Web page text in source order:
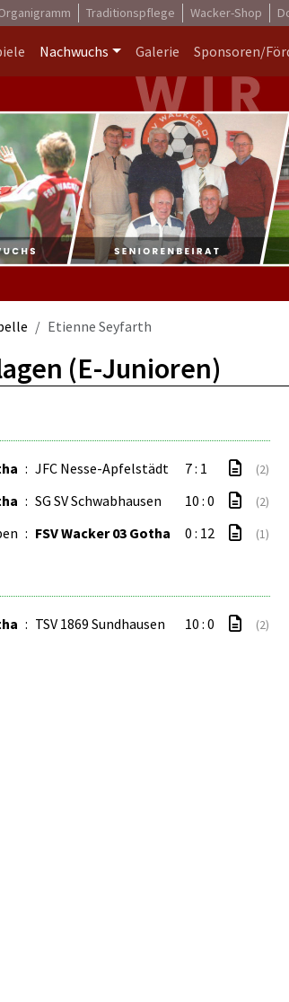
Traditionspflege Wacker-Shop
Nachwuchs Galerie Sponsoren/
Etienne Seyfarth
(E-Junioren)
: JFC Nesse-Apfelstädt 7 : 1 (2)
: SG SV Schwabhausen 10 : 0 (2)
: FSV Wacker 03 Gotha 0 : 12 (1)
: TSV 1869 Sundhausen 10 : 0 (2)